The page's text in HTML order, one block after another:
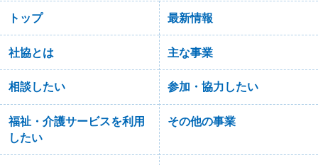
トップ 最新情報
社協とは 主な事業
相談したい 参加・協力したい
福祉・介護サービスを利用
したい
その他の事業